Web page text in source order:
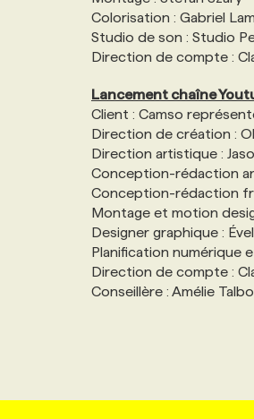
Colorisation : Gabriel
Studio de son : Studio
Direction de compte :
Lancement chaîne
Client : Camso
Direction de création :
Direction artistique :
Conception-rédaction
Conception-rédaction
Montage et motion
Designer graphique :
Planification numérique
Direction de compte :
Conseillère : Amélie